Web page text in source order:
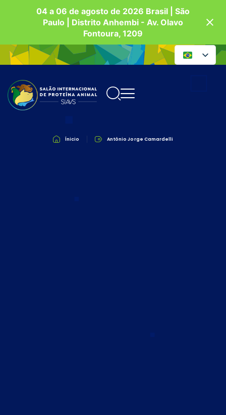
04 a 06 de agosto de 2026 Brasil | São
Paulo | Distrito Anhembi - Av. Olavo
Fontoura, 1209
Ínicio Antônio Jorge Camardelli